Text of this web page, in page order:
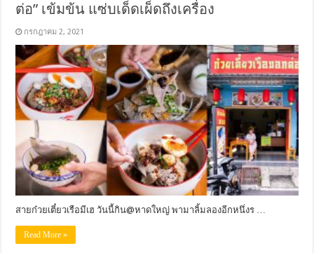
ต่อ” เข้มข้น แซ่บเด็ดเผ็ดถึงเครื่อง
กรกฎาคม 2, 2021
สายก๋วยเตี๋ยวเรือมีเฮ วันนี้กิน@หาดใหญ่ พามาลิ้มลองอีกหนึ่งร …
Read More »